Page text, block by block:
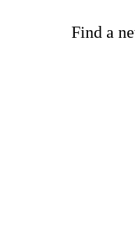
Find a